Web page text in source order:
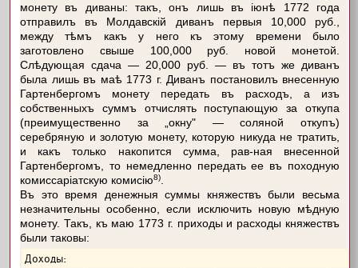
монету въ диваны: такъ, онъ лишь въ іюнѣ 1772 года
отправилъ въ Молдавскій диванъ первыя 10,000 руб.,
между тѣмъ какъ у него къ этому времени было
заготовлено свыше 100,000 руб. новой монетой.
Слѣдующая сдача — 20,000 руб. — въ тотъ же диванъ
была лишь въ маѣ 1773 г. Диванъ постановилъ внесенную
Гартенбергомъ монету передать въ расходъ, а изъ
собственныхъ суммъ отчислять поступающую за откупа
(преимущественно за „окну" — соляной откупъ)
серебряную и золотую монету, которую никуда не тратить,
и какъ только накопится сумма, рав-ная внесенной
Гартенбергомъ, то немедленно передать ее въ походную
комиссаріатскую комисію8)
Въ это время денежныя суммы княжествъ были весьма
незначительны особенно, если исключить новую мѣдную
монету. Такъ, къ маю 1773 г. приходы и расходы княжествъ
были таковы:
Доходы: